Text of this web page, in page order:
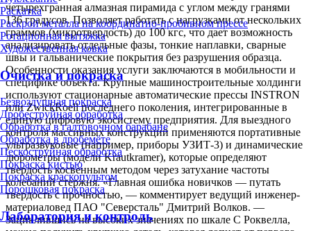
Раскатка
Раскрой металла на координатно-пробивном прессе
Ротационная вытяжка
Художественная ковка
Очистка и покраска
Безвоздушная покраска
Дробеструйная обработка
Обработка в галтовочном барабане
Обработка в дробемёте
Пескоструйная обработка
Покраска кистью
Покраска краскопультом
Порошковая покраска
Лаборатория и контроль
четырехгранная алмазная пирамида с углом между гранями
136 градусов. Позволяет работать с нагрузками от нескольких
граммов (микротвердость) до 100 кгс, что дает возможность
анализировать отдельные фазы, тонкие наплавки, сварные
швы и гальванические покрытия без разрушения образца.
Особенности оказания услуги заключаются в мобильности и
специфике объекта. Крупные машиностроительные холдинги
используют стационарные автоматические прессы INSTRON
или ZwickRoell последнего поколения, интегрированные в
единую цифровую экосистему предприятия. Для выездного
контроля массивных конструкций применяются портативные
ультразвуковые (например, приборы УЗИТ-3) и динамические
дюрометры (модели Krautkramer), которые определяют
твердость косвенным методом через затухание частоты
колебаний стержня. «Главная ошибка новичков — путать
твердость с прочностью, — комментирует ведущий инженер-
материаловед ПАО "Северсталь" Дмитрий Волков. —
Зациклившись на высоких значениях по шкале С Роквелла,